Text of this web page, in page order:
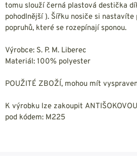
tomu slouží černá plastová destička
pohodlnější ). Šířku nosiče si
popruhů, které se rozepínají sponou.
Výrobce: S. P. M. Liberec
Materiál: 100% polyester
POUŽITÉ ZBOŽÍ, mohou mít
K výrobku lze zakoupit
pod kódem: M225